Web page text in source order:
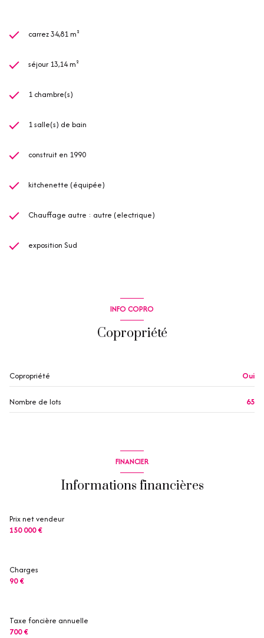
carrez 34,81 m²
séjour 13,14 m²
1 chambre(s)
1 salle(s) de bain
construit en 1990
kitchenette (équipée)
Chauffage autre : autre (electrique)
exposition Sud
INFO COPRO
Copropriété
Copropriété Oui
Nombre de lots 65
FINANCIER
Informations financières
Prix net vendeur
150 000 €
Charges
90 €
Taxe foncière annuelle
700 €